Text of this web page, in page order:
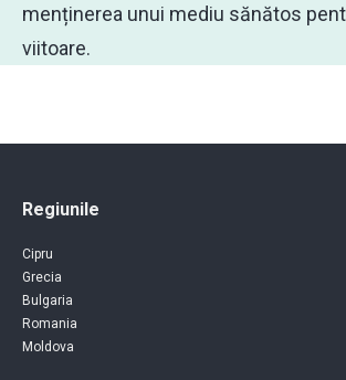
menținerea unui mediu sănătos
viitoare.
Regiunile
Cipru
Grecia
Bulgaria
Romania
Moldova